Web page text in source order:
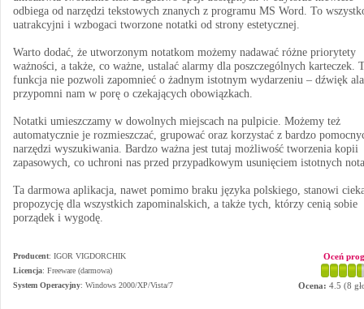
odbiega od narzędzi tekstowych znanych z programu MS Word. To
uatrakcyjni i wzbogaci tworzone notatki od strony estetycznej.
Warto dodać, że utworzonym notatkom możemy nadawać różne priorytety
ważności, a także, co ważne, ustalać alarmy dla poszczególnych karteczek.
funkcja nie pozwoli zapomnieć o żadnym istotnym wydarzeniu – dźwięk
przypomni nam w porę o czekających obowiązkach.
Notatki umieszczamy w dowolnych miejscach na pulpicie. Możemy też
automatycznie je rozmieszczać, grupować oraz korzystać z bardzo
narzędzi wyszukiwania. Bardzo ważna jest tutaj możliwość tworzenia kopii
zapasowych, co uchroni nas przed przypadkowym usunięciem istotnych
Ta darmowa aplikacja, nawet pomimo braku języka polskiego, stanowi
propozycję dla wszystkich zapominalskich, a także tych, którzy cenią sobie
porządek i wygodę.
Producent: IGOR VIGDORCHIK
Licencja: Freeware (darmowa)
System Operacyjny: Windows 2000/XP/Vista/7
Oceń
Ocena: 4.5 (8